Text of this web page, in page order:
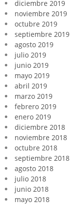
diciembre 2019
noviembre 2019
octubre 2019
septiembre 2019
agosto 2019
julio 2019
junio 2019
mayo 2019
abril 2019
marzo 2019
febrero 2019
enero 2019
diciembre 2018
noviembre 2018
octubre 2018
septiembre 2018
agosto 2018
julio 2018
junio 2018
mayo 2018